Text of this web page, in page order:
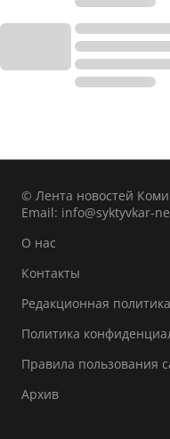
© Лента новостей Коми
Email: info@syktyvkar-
О нас
Контакты
Редакционная политика
Политика
Правила пользования
Архив